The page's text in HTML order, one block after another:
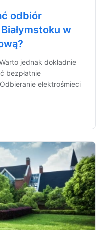
odbiór
w
jednak dokładnie
bezpłatnie
elektrośmieci